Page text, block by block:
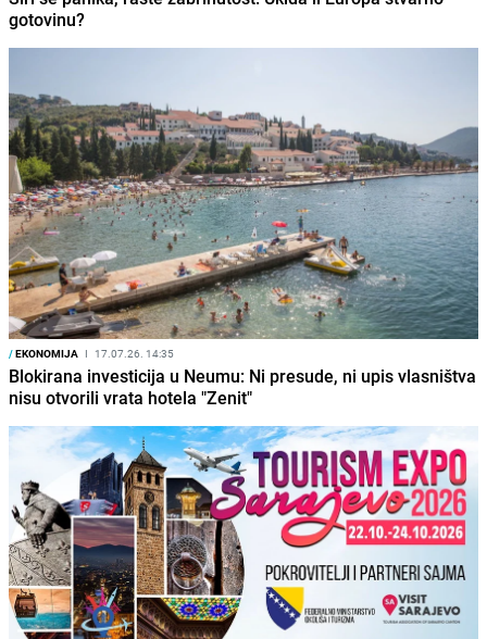
gotovinu?
/EKONOMIJA I 17.07.26. 14:35
Blokirana investicija u Neumu: Ni presude, ni upis vlasništva
nisu otvorili vrata hotela "Zenit"